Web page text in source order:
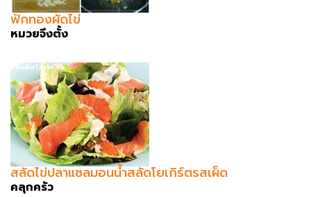
ฟักทองผัดไข่
หมวยจึงตั้ง
สลัดไข่ปลาแซลมอนน้ำสลัดโยเกิร์ตรสเผ็ด
คลุกครัว